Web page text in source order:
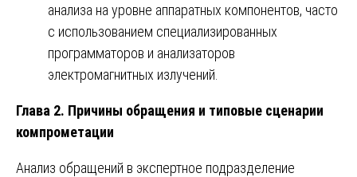
анализа на уровне аппаратных компонентов, часто
с использованием специализированных
программаторов и анализаторов
электромагнитных излучений.
Глава 2. Причины обращения и типовые сценарии
компрометации
Анализ обращений в экспертное подразделение